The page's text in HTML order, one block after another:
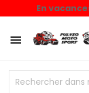
En

Choisissez une valeur...